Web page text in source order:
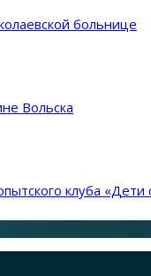
больнице
Вольска
клуба «Дети